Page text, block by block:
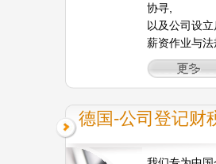
协寻,
以及公司设
薪资作业与
德国-公司登记财